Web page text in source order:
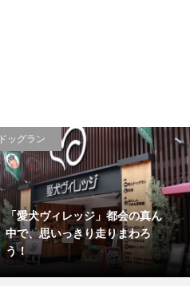
ドッグラン
「愛犬ヴィレッジ」都会の真ん
中で、思いっきり走りまわろ
う！